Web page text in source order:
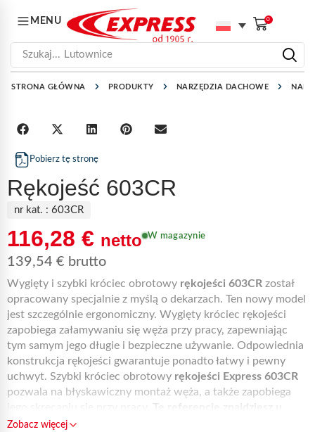
MENU 0
Szukaj... Lutownice
STRONA GŁÓWNA PRODUKTY NARZĘDZIA DACHOWE
Pobierz tę stronę
Rękojeść 603CR
nr kat. : 603CR
116,28 € netto
139,54 € brutto
W magazynie
Wygięty i szybki króciec obrotowy rękojeści 603CR został
opracowany specjalnie z myślą o dekarzach. Ten nowy model
jest szczególnie ergonomiczny. Wygięty króciec rękojeści
zapobiega załamywaniu się węża przy pracy, zapewniając
tym samym jego długie i bezpieczne używanie. Odpowiednia
konstrukcja rękojeści gwarantuje ponadto łatwy i pewny
uchwyt. Szybki króciec obrotowy rękojeści Express 603CR
pozwala na błyskawiczny montaż węża, a także zapobiega
Tę referencję znajdziesz u
swojego stałego dystrybutora Express oraz w sprzedaży
Zobacz więcej